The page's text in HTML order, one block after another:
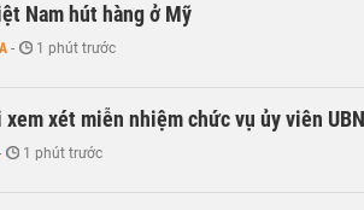
Nam hút hàng ở Mỹ
- 1 phút trước
xem xét miễn nhiệm chức vụ ủy viên
1 phút trước